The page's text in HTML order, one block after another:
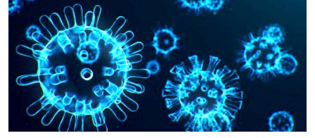
সম্পাদকীয় কলাম
ABOUT US
DIAL SYLHET